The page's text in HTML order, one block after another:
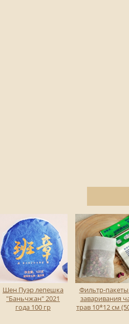
Шен Пуэр лепешка
"Баньчжан" 2021
года 100 гр
Фильтр-пакеты
заваривания
трав 10*12 см